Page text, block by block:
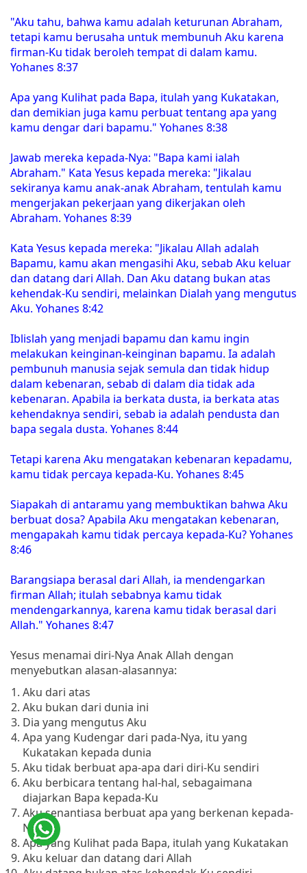
"Aku tahu, bahwa kamu adalah keturunan Abraham,
tetapi kamu berusaha untuk membunuh Aku karena
firman-Ku tidak beroleh tempat di dalam kamu.
Yohanes 8:37
Apa yang Kulihat pada Bapa, itulah yang Kukatakan,
dan demikian juga kamu perbuat tentang apa yang
kamu dengar dari bapamu." Yohanes 8:38
Jawab mereka kepada-Nya: "Bapa kami ialah
Abraham." Kata Yesus kepada mereka: "Jikalau
sekiranya kamu anak-anak Abraham, tentulah kamu
mengerjakan pekerjaan yang dikerjakan oleh
Abraham. Yohanes 8:39
Kata Yesus kepada mereka: "Jikalau Allah adalah
Bapamu, kamu akan mengasihi Aku, sebab Aku keluar
dan datang dari Allah. Dan Aku datang bukan atas
kehendak-Ku sendiri, melainkan Dialah yang mengutus
Aku. Yohanes 8:42
Iblislah yang menjadi bapamu dan kamu ingin
melakukan keinginan-keinginan bapamu. Ia adalah
pembunuh manusia sejak semula dan tidak hidup
dalam kebenaran, sebab di dalam dia tidak ada
kebenaran. Apabila ia berkata dusta, ia berkata atas
kehendaknya sendiri, sebab ia adalah pendusta dan
bapa segala dusta. Yohanes 8:44
Tetapi karena Aku mengatakan kebenaran kepadamu,
kamu tidak percaya kepada-Ku. Yohanes 8:45
Siapakah di antaramu yang membuktikan bahwa Aku
berbuat dosa? Apabila Aku mengatakan kebenaran,
mengapakah kamu tidak percaya kepada-Ku? Yohanes
8:46
Barangsiapa berasal dari Allah, ia mendengarkan
firman Allah; itulah sebabnya kamu tidak
mendengarkannya, karena kamu tidak berasal dari
Allah." Yohanes 8:47
Yesus menamai diri-Nya Anak Allah dengan
menyebutkan alasan-alasannya:
Aku dari atas
Aku bukan dari dunia ini
Dia yang mengutus Aku
Apa yang Kudengar dari pada-Nya, itu yang
Kukatakan kepada dunia
Aku tidak berbuat apa-apa dari diri-Ku sendiri
Aku berbicara tentang hal-hal, sebagaimana
diajarkan Bapa kepada-Ku
Aku senantiasa berbuat apa yang berkenan kepada-
Nya
Apa yang Kulihat pada Bapa, itulah yang Kukatakan
Aku keluar dan datang dari Allah